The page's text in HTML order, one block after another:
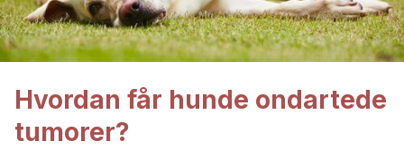
Hvordan får hunde ondartede
tumorer?